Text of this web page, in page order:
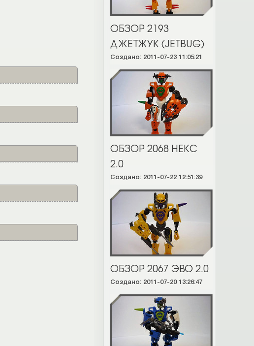
ОБЗОР 2193
ДЖЕТЖУК (JETBUG)
Создано: 2011-07-23 11:05:21
ОБЗОР 2068 НЕКС
2.0
Создано: 2011-07-22 12:51:39
ОБЗОР 2067 ЭВО 2.0
Создано: 2011-07-20 13:26:47